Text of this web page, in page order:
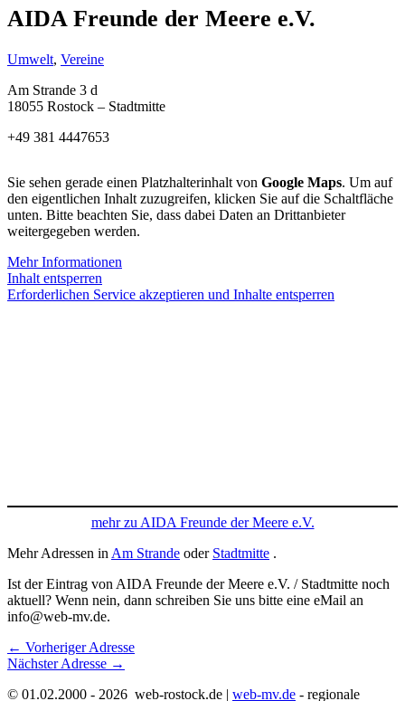
AIDA Freunde der Meere e.V.
Umwelt, Vereine
Am Strande 3 d
18055 Rostock – Stadtmitte
+49 381 4447653
Sie sehen gerade einen Platzhalterinhalt von Google Maps. Um auf
den eigentlichen Inhalt zuzugreifen, klicken Sie auf die Schaltfläche
unten. Bitte beachten Sie, dass dabei Daten an Drittanbieter
weitergegeben werden.
Mehr Informationen
Inhalt entsperren
Erforderlichen Service akzeptieren und Inhalte entsperren
mehr zu AIDA Freunde der Meere e.V.
Mehr Adressen in Am Strande oder Stadtmitte .
Ist der Eintrag von AIDA Freunde der Meere e.V. / Stadtmitte noch
aktuell? Wenn nein, dann schreiben Sie uns bitte eine eMail an
info@web-mv.de.
← Vorheriger Adresse
Nächster Adresse →
© 01.02.2000 - 2026 web-rostock.de | web-mv.de - regionale